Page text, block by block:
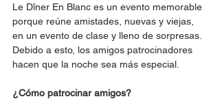
Le Dîner En Blanc es un evento memorable
porque reúne amistades, nuevas y viejas,
en un evento de clase y lleno de sorpresas.
Debido a esto, los amigos patrocinadores
hacen que la noche sea más especial.
¿Cómo patrocinar amigos?